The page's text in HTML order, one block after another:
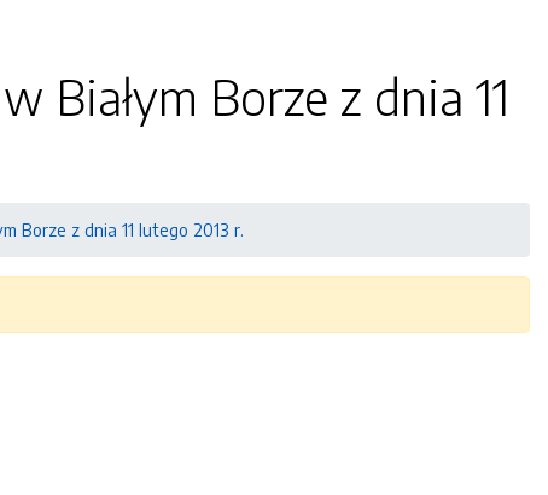
Białym Borze z dnia 11
Borze z dnia 11 lutego 2013 r.